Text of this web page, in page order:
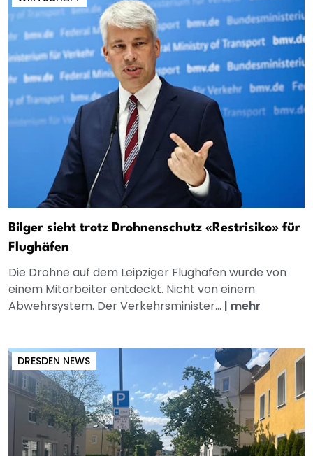
Bilger sieht trotz Drohnenschutz «Restrisiko» für
Flughäfen
Die Drohne auf dem Leipziger Flughafen wurde von
einem Mitarbeiter entdeckt. Nicht von einem
Abwehrsystem. Der Verkehrsminister... | mehr
DRESDEN NEWS